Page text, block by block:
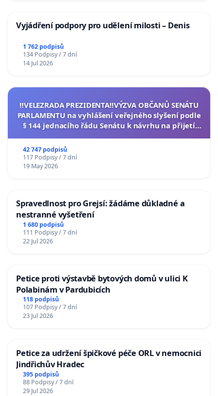
Vyjádření podpory pro udělení milosti – Denis
1 762 podpisů
134 Podpisy / 7 dní
14 Jul 2026
‼️VELEZRADA PREZIDENTA‼️VÝZVA OBČANŮ SENÁTU
PARLAMENTU na vyhlášení veřejného slyšení podle
§ 144 jednacího řádu Senátu k návrhu na přijetí
42 747 podpisů
117 Podpisy / 7 dní
19 May 2026
Spravedlnost pro Grejsí: žádáme důkladné a
nestranné vyšetření
1 680 podpisů
111 Podpisy / 7 dní
22 Jul 2026
Petice proti výstavbě bytových domů v ulici K
Polabinám v Pardubicích
118 podpisů
107 Podpisy / 7 dní
23 Jul 2026
Petice za udržení špičkové péče ORL v nemocnici
Jindřichův Hradec
395 podpisů
88 Podpisy / 7 dní
29 Jul 2026